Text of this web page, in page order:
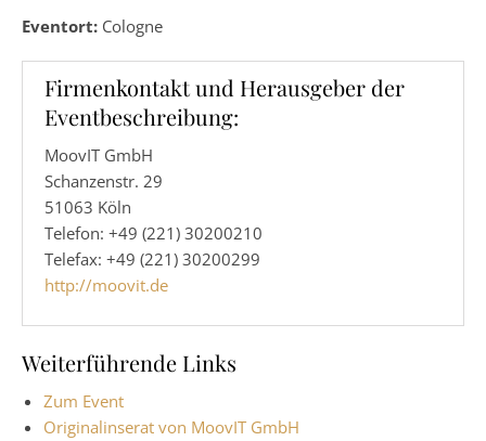
Eventort: Cologne
Firmenkontakt und Herausgeber der
Eventbeschreibung:
MoovIT GmbH
Schanzenstr. 29
51063 Köln
Telefon: +49 (221) 30200210
Telefax: +49 (221) 30200299
http://moovit.de
Weiterführende Links
Zum Event
Originalinserat von MoovIT GmbH